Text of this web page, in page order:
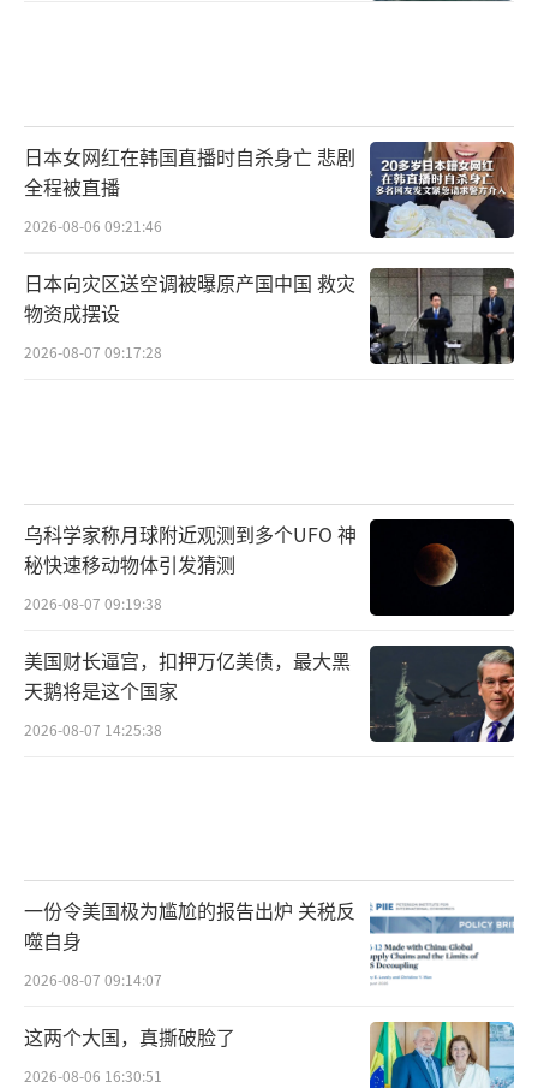
日本女网红在韩国直播时自杀身亡 悲剧
全程被直播
2026-08-06 09:21:46
日本向灾区送空调被曝原产国中国 救灾
物资成摆设
2026-08-07 09:17:28
乌科学家称月球附近观测到多个UFO 神
秘快速移动物体引发猜测
2026-08-07 09:19:38
美国财长逼宫，扣押万亿美债，最大黑
天鹅将是这个国家
2026-08-07 14:25:38
一份令美国极为尴尬的报告出炉 关税反
噬自身
2026-08-07 09:14:07
这两个大国，真撕破脸了
2026-08-06 16:30:51